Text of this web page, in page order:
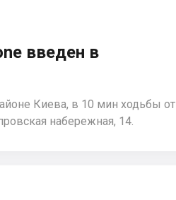
введен в
Киева, в 10 мин ходьбы от
набережная, 14.